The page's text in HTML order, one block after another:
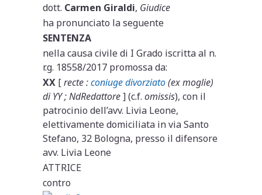
dott. Carmen Giraldi, Giudice
ha pronunciato la seguente
SENTENZA
nella causa civile di I Grado iscritta al n.
r.g. 18558/2017 promossa da:
XX [recte :coniuge divorziato(ex moglie)
di YY ; NdRedattore] (c.f.omissis), con il
patrocinio dell’avv. Livia Leone,
elettivamente domiciliata in via Santo
Stefano, 32 Bologna, presso il difensore
avv. Livia Leone
ATTRICE
contro